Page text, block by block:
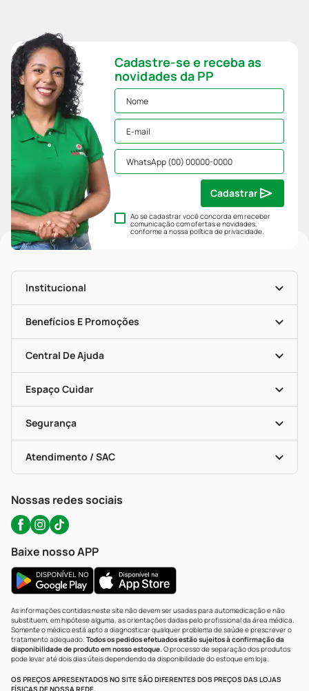
Cadastre-se e receba as
novidades da PP
Ao se cadastrar você concorda em receber
comunicação com ofertas e novidades,
conforme a nossapolítica de privacidade.
Cadastrar
Institucional
História
Nossas Lojas
Mapa De Categorias
Blog Da PP
Seja Uma Loja Parceira
Benefícios E Promoções
Clube PP
Convênios
Programa Popular Do Brasil
Encarte De Ofertas
Dermaclub
Descontos De Laboratório (PBM)
Cupons E Ofertas
Central De Ajuda
Entrega
Recompra Programada
Compras Com Receita
Alomed (tele-Entrega)
Formas De Pagamento
Troca E Devolução
Bulas De A A Z
Políticas De Marketplace
Espaço Cuidar
Vacinas
Serviços Farmacêuticos
Testes Rápidos
Autoteste Covid-19
Segurança
Certificado De Segurança
Portal Da Privacidade
Atendimento / SAC
WhatsApp (47) 9202-1687
Nossas redes sociais
Baixe nosso APP
As informações contidas neste site não devem ser usadas para automedicação e não
substituem, em hipótese alguma, as orientações dadas pelo profissional da área médica.
Somente o médico está apto a diagnosticar qualquer problema de saúde e prescrever o
tratamento adequado. Todos os pedidos efetuados estão sujeitos à confirmação da
disponibilidade de produto em nosso estoque.O processo de separação dos produtos
pode levar até dois dias úteis dependendo da disponibilidade do estoque em loja.
OS PREÇOS APRESENTADOS NO SITE SÃO DIFERENTES DOS PREÇOS DAS LOJAS
FÍSICAS DE NOSSA REDE.